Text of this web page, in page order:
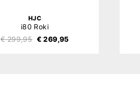
HJC
i80 Roki
€ 299,95 € 269,95